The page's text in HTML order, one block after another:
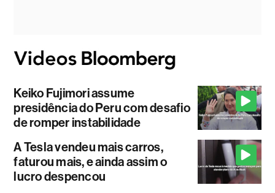
Keiko Fujimori assume
presidência do Peru com desafio
de romper instabilidade
A Tesla vendeu mais carros,
faturou mais, e ainda assim o
lucro despencou